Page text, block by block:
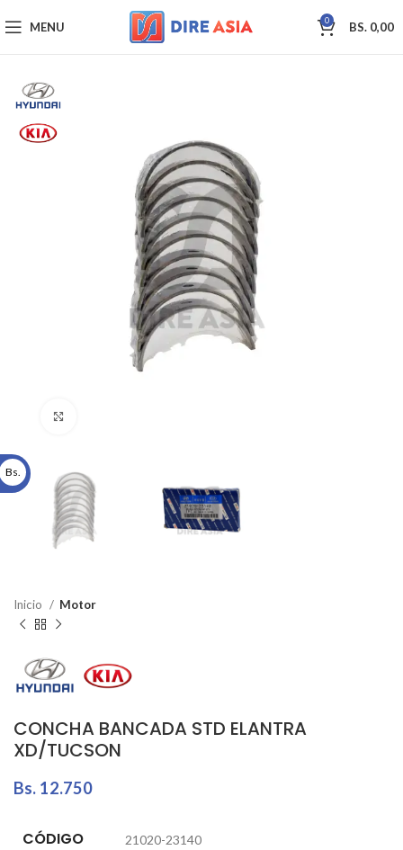
MENU 0 BS. 0,00
Inicio Motor
CONCHA BANCADA STD ELANTRA
XD/TUCSON
Bs. 12.750
CÓDIGO 21020-23140
Bs.